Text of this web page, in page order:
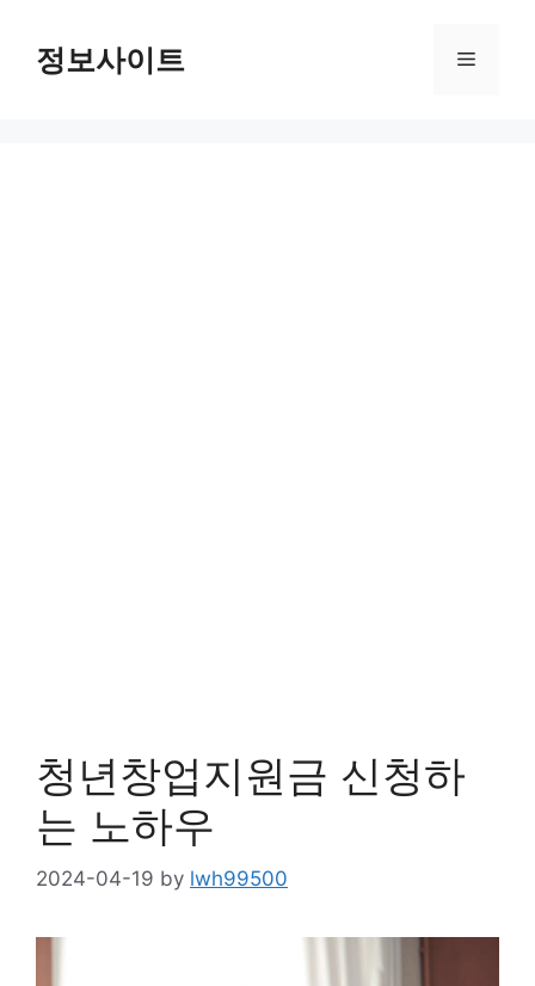
content정보사이트 Menu
청년창업지원금 신청하
는 노하우
2024-04-19 by lwh99500